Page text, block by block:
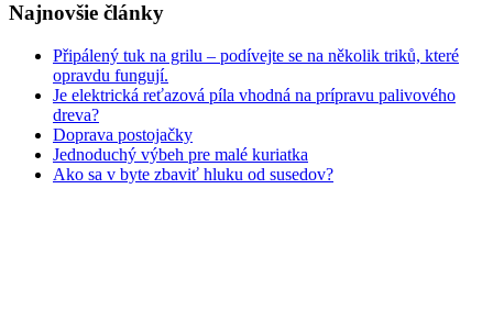
Najnovšie články
Připálený tuk na grilu – podívejte se na několik triků, které
opravdu fungují.
Je elektrická reťazová píla vhodná na prípravu palivového
dreva?
Doprava postojačky
Jednoduchý výbeh pre malé kuriatka
Ako sa v byte zbaviť hluku od susedov?